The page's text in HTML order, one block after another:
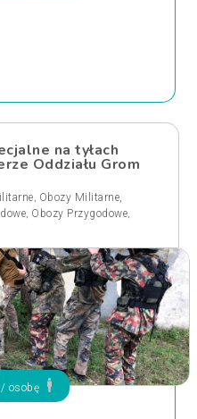
na tyłach
Oddziału Grom
, Obozy Militarne,
, Obozy Przygodowe,
/ osobę